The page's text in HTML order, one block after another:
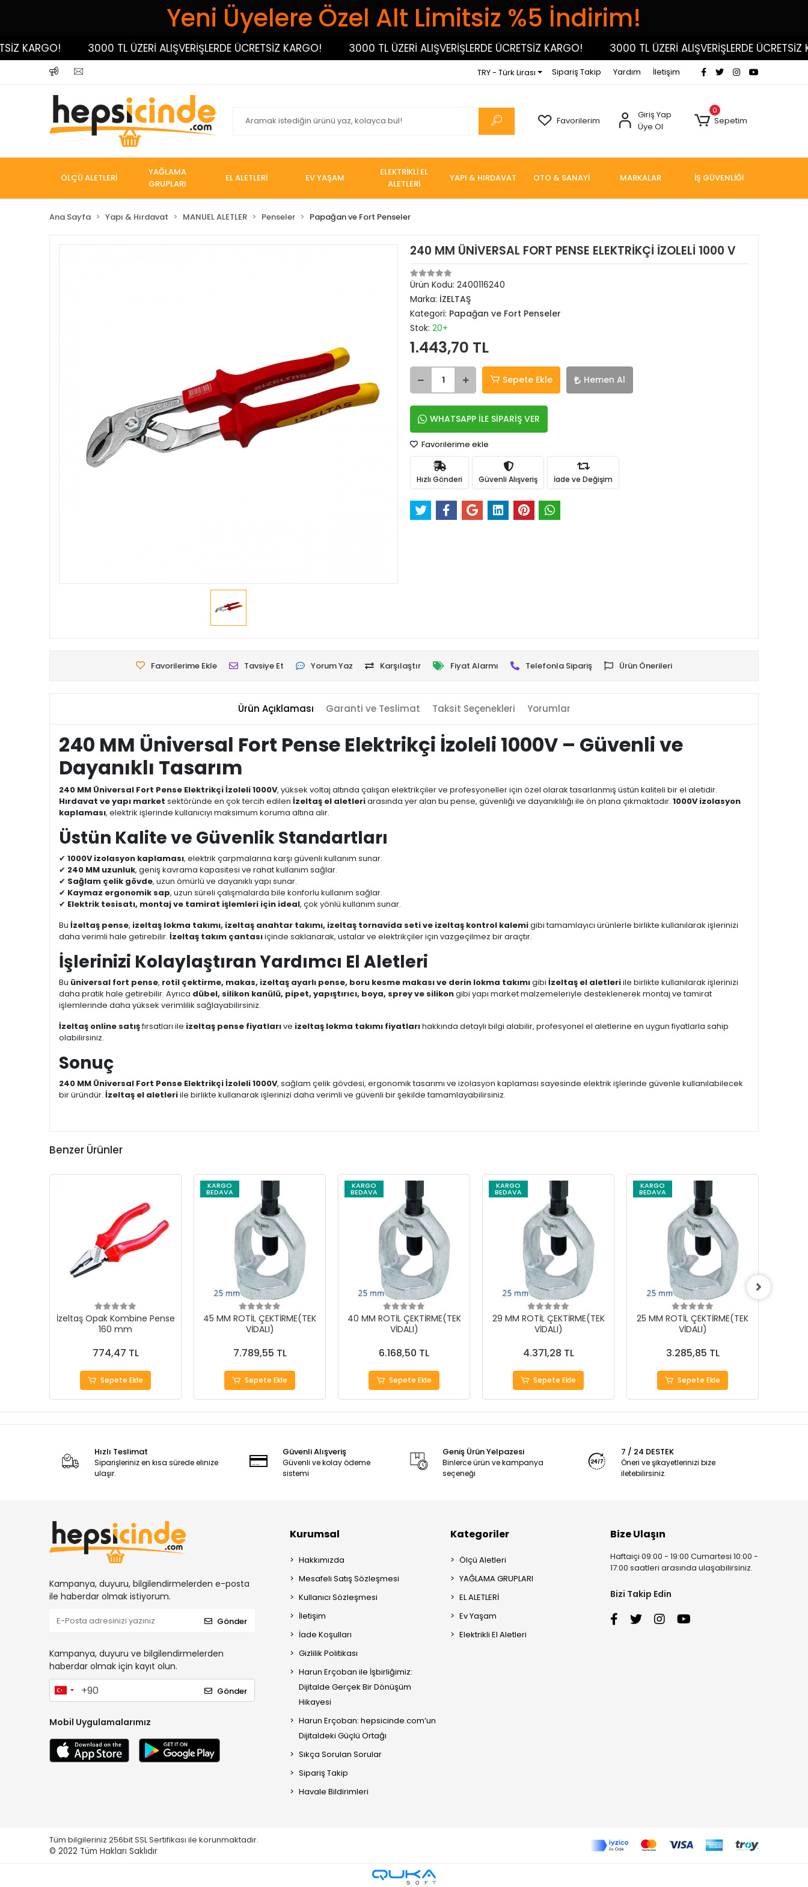
Yeni Üyelere Özel Alt Limitsiz %5 İndirim!
3000 TL ÜZERİ ALIŞVERİŞLERDE ÜCRETSİZ KARGO! 3000 TL ÜZERİ ALIŞVERİŞLERDE ÜCRETSİZ KARGO! 3000 TL ÜZERİ ALIŞVERİŞLERDE ÜCRETSİZ
TRY - Türk Lirası Sipariş Takip Yardım İletişim
Favorilerim
Giriş Yap
Üye Ol
0
Sepetim
ÖLÇÜ ALETLERİ
YAĞLAMA
GRUPLARI
EL ALETLERİ EV YAŞAM
ELEKTRİKLİ EL
ALETLERİ
YAPI & HIRDAVAT OTO & SANAYİ MARKALAR İŞ GÜVENLİĞİ
Ana Sayfa Yapı & Hırdavat MANUEL ALETLER Penseler Papağan ve Fort Penseler
240 MM ÜNİVERSAL FORT PENSE ELEKTRİKÇİ İZOLELİ 1000 V
Ürün Kodu: 2400116240
Marka: İZELTAŞ
Kategori: Papağan ve Fort Penseler
Stok: 20+
1.443,70 TL
Sepete Ekle Hemen Al
WHATSAPP İLE SİPARİŞ VER
Favorilerime ekle
Hızlı Gönderi Güvenli Alışveriş İade ve Değişim
Favorilerime Ekle Tavsiye Et Yorum Yaz Karşılaştır Fiyat Alarmı Telefonla Sipariş Ürün Önerileri
Ürün Açıklaması Garanti ve Teslimat Taksit Seçenekleri Yorumlar
240 MM Üniversal Fort Pense Elektrikçi İzoleli 1000V – Güvenli ve
Dayanıklı Tasarım
240 MM Üniversal Fort Pense Elektrikçi İzoleli 1000V, yüksek voltaj altında çalışan elektrikçiler ve profesyoneller için özel olarak tasarlanmış üstün kaliteli bir el aletidir.
Hırdavat ve yapı market sektöründe en çok tercih edilen İzeltaş el aletleriarasında yer alan bu pense, güvenliği ve dayanıklılığı ile ön plana çıkmaktadır. 1000V izolasyon
kaplaması, elektrik işlerinde kullanıcıyı maksimum koruma altına alır.
Üstün Kalite ve Güvenlik Standartları
✔ 1000V izolasyon kaplaması, elektrik çarpmalarına karşı güvenli kullanım sunar.
✔ 240 MM uzunluk, geniş kavrama kapasitesi ve rahat kullanım sağlar.
✔ Sağlam çelik gövde, uzun ömürlü ve dayanıklı yapı sunar.
✔ Kaymaz ergonomik sap, uzun süreli çalışmalarda bile konforlu kullanım sağlar.
✔ Elektrik tesisatı, montaj ve tamirat işlemleri için ideal, çok yönlü kullanım sunar.
Bu İzeltaş pense, izeltaş lokma takımı, izeltaş anahtar takımı, izeltaş tornavida seti ve izeltaş kontrol kalemigibi tamamlayıcı ürünlerle birlikte kullanılarak işlerinizi
daha verimli hale getirebilir. İzeltaş takım çantasıiçinde saklanarak, ustalar ve elektrikçiler için vazgeçilmez bir araçtır.
İşlerinizi Kolaylaştıran Yardımcı El Aletleri
Bu üniversal fort pense, rotil çektirme, makas, izeltaş ayarlı pense, boru kesme makası ve derin lokma takımıgibi İzeltaş el aletleriile birlikte kullanılarak işlerinizi
daha pratik hale getirebilir. Ayrıca dübel, silikon kanülü, pipet, yapıştırıcı, boya, sprey ve silikongibi yapı market malzemeleriyle desteklenerek montaj ve tamirat
işlemlerinde daha yüksek verimlilik sağlayabilirsiniz.
İzeltaş online satışfırsatları ile izeltaş pense fiyatlarıve izeltaş lokma takımı fiyatlarıhakkında detaylı bilgi alabilir, profesyonel el aletlerine en uygun fiyatlarla sahip
olabilirsiniz.
Sonuç
240 MM Üniversal Fort Pense Elektrikçi İzoleli 1000V, sağlam çelik gövdesi, ergonomik tasarımı ve izolasyon kaplaması sayesinde elektrik işlerinde güvenle kullanılabilecek
bir üründür. İzeltaş el aletleriile birlikte kullanarak işlerinizi daha verimli ve güvenli bir şekilde tamamlayabilirsiniz.
Benzer Ürünler
İzeltaş Opak Kombine Pense
160 mm
774,47 TL
Sepete Ekle
KARGO
BEDAVA
45 MM ROTİL ÇEKTİRME(TEK
VİDALI)
7.789,55 TL
Sepete Ekle
KARGO
BEDAVA
40 MM ROTİL ÇEKTİRME(TEK
VİDALI)
6.168,50 TL
Sepete Ekle
KARGO
BEDAVA
29 MM ROTİL ÇEKTİRME(TEK
VİDALI)
4.371,28 TL
Sepete Ekle
KARGO
BEDAVA
25 MM ROTİL ÇEKTİRME(TEK
VİDALI)
3.285,85 TL
Sepete Ekle
Hızlı Teslimat
Siparişleriniz en kısa sürede elinize
ulaşır.
Güvenli Alışveriş
Güvenli ve kolay ödeme
sistemi
Geniş Ürün Yelpazesi
Binlerce ürün ve kampanya
seçeneği
7 / 24 DESTEK
Öneri ve şikayetlerinizi bize
iletebilirsiniz.
Kampanya, duyuru, bilgilendirmelerden e-posta
ile haberdar olmak istiyorum.
Gönder
Kampanya, duyuru ve bilgilendirmelerden
haberdar olmak için kayıt olun.
Gönder
Mobil Uygulamalarımız
Kurumsal
Hakkımızda
Mesafeli Satış Sözleşmesi
Kullanıcı Sözleşmesi
İletişim
İade Koşulları
Gizlilik Politikası
Harun Erçoban ile İşbirliğimiz:
Dijitalde Gerçek Bir Dönüşüm
Hikayesi
Harun Erçoban: hepsicinde.com’un
Dijitaldeki Güçlü Ortağı
Sıkça Sorulan Sorular
Sipariş Takip
Havale Bildirimleri
Kategoriler
Ölçü Aletleri
YAĞLAMA GRUPLARI
EL ALETLERİ
Ev Yaşam
Elektrikli El Aletleri
Bize Ulaşın
Haftaiçi 09:00 - 19:00 Cumartesi 10:00 -
17:00 saatleri arasında ulaşabilirsiniz.
Bizi Takip Edin
Tüm bilgileriniz 256bit SSL Sertifikası ile korunmaktadır.
© 2022 Tüm Hakları Saklıdır